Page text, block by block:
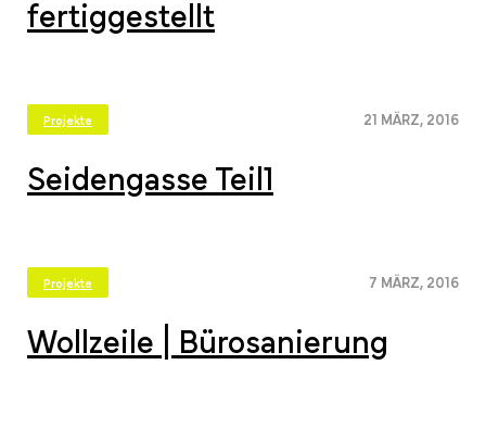
fertiggestellt
Projekte 21 MÄRZ, 2016
Seidengasse Teil1
Projekte 7 MÄRZ, 2016
Wollzeile | Bürosanierung